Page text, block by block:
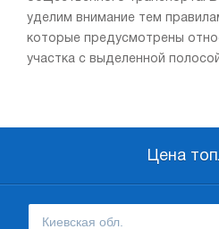
уделим внимание тем
которые предусмотрены
участка с выделенной
Цена